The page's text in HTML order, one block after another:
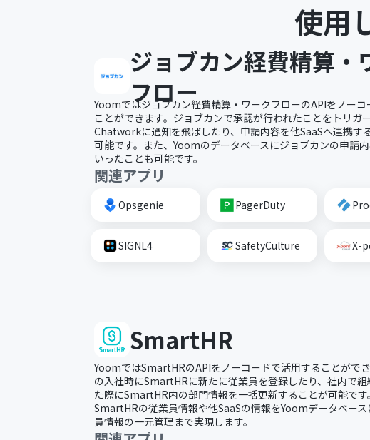
使用
ジョブカン経費精算・
フロー
Yoomではジョブカン経費精算・ワークフローのAPIをノーコ
ことができます。ジョブカンで承認が行われたことをトリガ
Chatworkに通知を飛ばしたり、申請内容を他SaaSへ連携す
可能です。また、Yoomのデータベースにジョブカンの申請
いったことも可能です。
関連アプリ
Opsgenie PagerDuty
SIGNL4 SafetyCulture X-
SmartHR
YoomではSmartHRのAPIをノーコードで活用することがで
の入社時にSmartHRに新たに従業員を登録したり、社内で
た際にSmartHR内の部門情報を一括更新することが可能です
SmartHRの従業員情報や他SaaSの情報をYoomデータベー
員情報の一元管理まで実現します。